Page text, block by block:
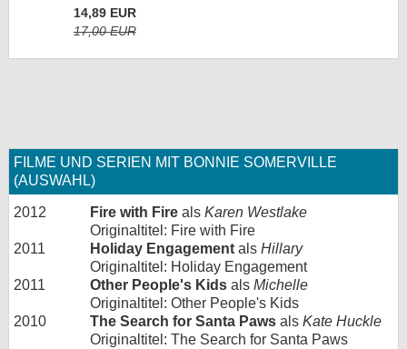
14,89 EUR
17,00 EUR
FILME UND SERIEN MIT BONNIE SOMERVILLE
(AUSWAHL)
2012 Fire with Fire als Karen Westlake
Originaltitel: Fire with Fire
2011
Holiday Engagement als Hillary
Originaltitel: Holiday Engagement
2011
Other People's Kids als Michelle
Originaltitel: Other People's Kids
2010
The Search for Santa Paws als Kate Huckle
Originaltitel: The Search for Santa Paws